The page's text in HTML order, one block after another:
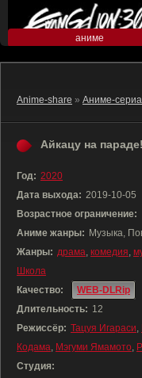
аниме
Anime-share » Аниме-
Айкацу на
Год: 2020
Дата выхода: 2019-10-05
Возрастное ограничение:
Аниме жанры: Музыка,
Жанры: драма, комедия,
Школа
Качество:
WEB-DLRip
Длительность: 12
Режиссёр: Тацуя Игараси,
Кодама, Мэгуми Ямамото,
Студия: